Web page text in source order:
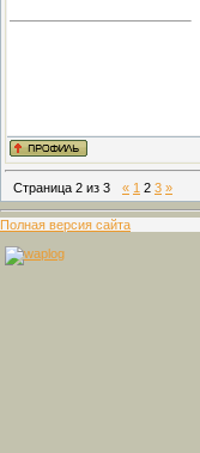
Страница 2 из 3 « 1 2 3 »
Полная версия сайта